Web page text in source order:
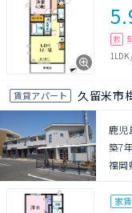
敷
1LDK
賃貸アパート 久留米市
鹿児
築7
福岡
家